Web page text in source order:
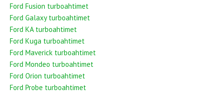
Ford Fusion turboahtimet
Ford Galaxy turboahtimet
Ford KA turboahtimet
Ford Kuga turboahtimet
Ford Maverick turboahtimet
Ford Mondeo turboahtimet
Ford Orion turboahtimet
Ford Probe turboahtimet